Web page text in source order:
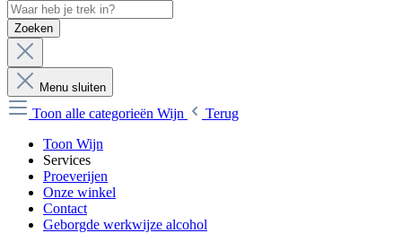
Zoeken
Menu sluiten
Toon alle categorieën Wijn
Terug
Toon Wijn
Services
Proeverijen
Onze winkel
Contact
Geborgde werkwijze alcohol